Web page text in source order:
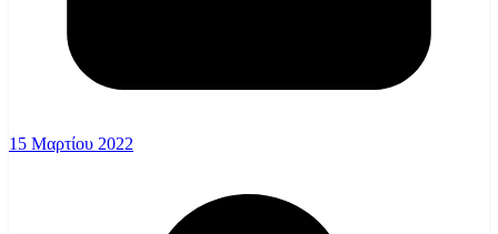
15 Μαρτίου 2022